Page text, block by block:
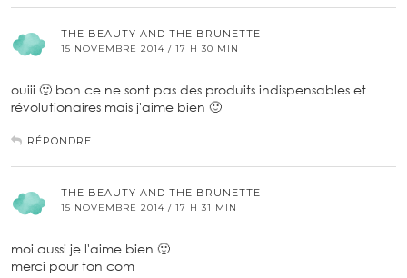
THE BEAUTY AND THE BRUNETTE
15 NOVEMBRE 2014 / 17 H 30 MIN
ouiii 🙂 bon ce ne sont pas des produits indispensables et
révolutionaires mais j'aime bien 🙂
RÉPONDRE
THE BEAUTY AND THE BRUNETTE
15 NOVEMBRE 2014 / 17 H 31 MIN
moi aussi je l'aime bien 🙂
merci pour ton com